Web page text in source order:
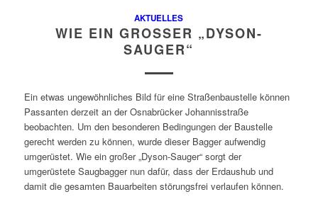
AKTUELLES
WIE EIN GROSSER „DYSON-S
AUGER“
Ein etwas ungewöhnliches Bild für eine Straßenbaustelle können
Passanten derzeit an der Osnabrücker Johannisstraße
beobachten. Um den besonderen Bedingungen der Baustelle
gerecht werden zu können, wurde dieser Bagger aufwendig
umgerüstet. Wie ein großer „Dyson-Sauger“ sorgt der
umgerüstete Saugbagger nun dafür, dass der Erdaushub und
damit die gesamten Bauarbeiten störungsfrei verlaufen können.